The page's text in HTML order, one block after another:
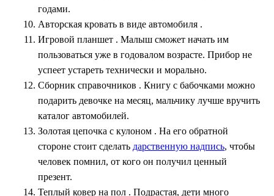
годами.
Авторская кровать в виде автомобиля .
Игровой планшет . Малыш сможет начать им
пользоваться уже в годовалом возрасте. Прибор не
успеет устареть технически и морально.
Сборник справочников . Книгу с бабочками можно
подарить девочке на месяц, мальчику лучше вручить
каталог автомобилей.
Золотая цепочка с кулоном . На его обратной
стороне стоит сделать дарственную надпись, чтобы
человек помнил, от кого он получил ценный
презент.
Теплый ковер на пол . Подрастая, дети много